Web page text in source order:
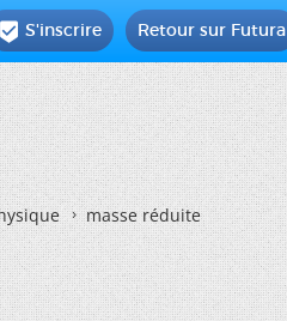
Retour sur Futura
 S'inscrire
masse réduite